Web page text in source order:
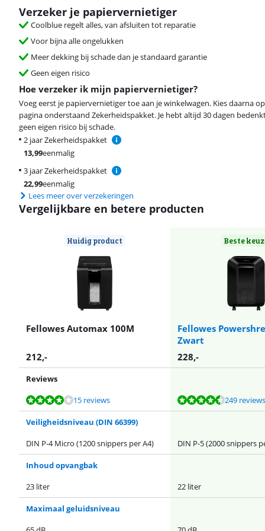
Verzeker je papiervernietiger
Coolblue regelt alles, van afsluiten tot reparatie
Voor bijna alle ongelukken
Meer dekking bij schade dan je standaard garantie
Geen eigen risico
Hoe verzeker ik mijn papiervernietiger?
Voeg eerst je papiervernietiger toe aan je winkelwagen. Kies daarna
pagina onderstaand Zekerheidspakket. Je hebt altijd 30 dagen
geen eigen risico bij schade.
2 jaar Zekerheidspakket
13,99eenmalig
3 jaar Zekerheidspakket
22,99eenmalig
Lees meer over verzekeringen
Vergelijkbare en betere producten
Huidig product
Fellowes Automax 100M
Beste
Fellowes
Zwart
212,- 228,-
Reviews
Beoordeling is 8,2 van de 10, gebaseerd op 15 reviews.
15 reviews
Beoordeling is 8,5 van de 10, gebaseerd op 249 reviews. 249 reviews
Beoordeling is 8,7 van de 10, gebaseerd op 36 reviews.
Beoordeling is 8,9 van de 10, gebaseerd op 9 reviews.
Beoordeling is 8,8 van de 10, gebaseerd op 6 reviews.
Veiligheidsniveau (DIN 66399)
DIN P-4 Micro (1200 snippers per A4)
DIN P-5 (2000 snippers
Inhoud opvangbak
23 liter
22 liter
Maximaal geluidsniveau